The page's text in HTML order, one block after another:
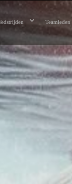
Teamleden